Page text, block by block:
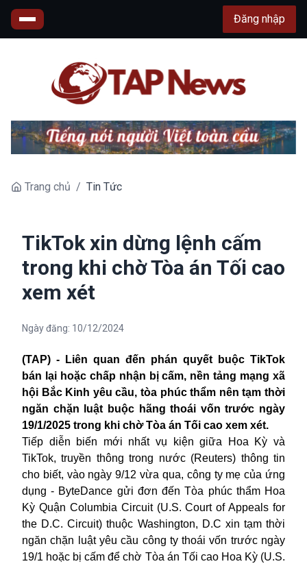
Đăng nhập
Trang chủ / Tin Tức
TikTok xin dừng lệnh cấm
trong khi chờ Tòa án Tối cao
xem xét
Ngày đăng: 10/12/2024
(TAP) - Liên quan đến phán quyết buộc TikTok
bán lại hoặc chấp nhận bị cấm, nền tảng mạng xã
hội Bắc Kinh yêu cầu, tòa phúc thẩm nên tạm thời
ngăn chặn luật buộc hãng thoái vốn trước ngày
19/1/2025 trong khi chờ Tòa án Tối cao xem xét.
Tiếp diễn biến mới nhất vụ kiện giữa Hoa Kỳ và
TikTok, truyền thông trong nước (Reuters) thông tin
cho biết, vào ngày 9/12 vừa qua, công ty mẹ của ứng
dụng - ByteDance gửi đơn đến Tòa phúc thẩm Hoa
Kỳ Quận Columbia Circuit (U.S. Court of Appeals for
the D.C. Circuit) thuộc Washington, D.C xin tạm thời
ngăn chặn luật yêu cầu công ty thoái vốn trước ngày
19/1 hoặc bị cấm để chờ Tòa án Tối cao Hoa Kỳ (U.S.